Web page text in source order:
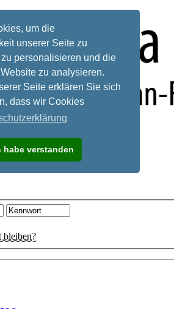
um die
unserer Seite zu
personalisieren und die
zu analysieren.
Seite erklären Sie sich
dass wir Cookies
habe verstanden
bleiben?